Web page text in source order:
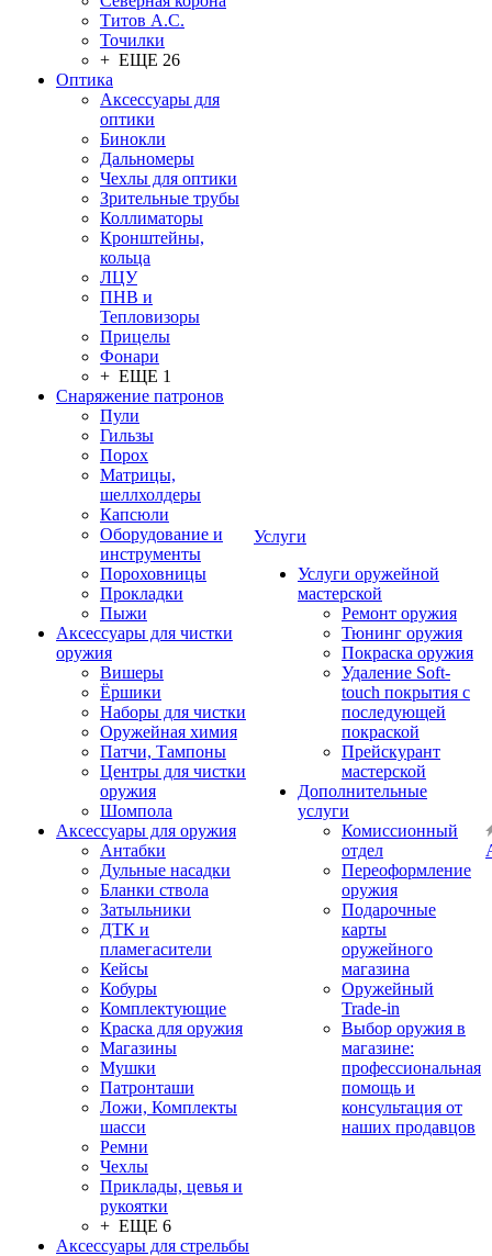
Титов А.С.
Точилки
+ ЕЩЕ 26
Оптика
Аксессуары для
оптики
Бинокли
Дальномеры
Чехлы для оптики
Зрительные трубы
Коллиматоры
Кронштейны,
кольца
ЛЦУ
ПНВ и
Тепловизоры
Прицелы
Фонари
+ ЕЩЕ 1
Снаряжение патронов
Пули
Гильзы
Порох
Матрицы,
шеллхолдеры
Капсюли
Оборудование и
инструменты
Пороховницы
Прокладки
Пыжи
Аксессуары для чистки
оружия
Вишеры
Ёршики
Наборы для чистки
Оружейная химия
Патчи, Тампоны
Центры для чистки
оружия
Шомпола
Аксессуары для оружия
Антабки
Дульные насадки
Бланки ствола
Затыльники
ДТК и
пламегасители
Кейсы
Кобуры
Комплектующие
Краска для оружия
Магазины
Мушки
Патронташи
Ложи, Комплекты
шасси
Ремни
Чехлы
Приклады, цевья и
рукоятки
+ ЕЩЕ 6
Аксессуары для стрельбы
Услуги
Услуги оружейной
мастерской
Ремонт оружия
Тюнинг оружия
Покраска оружия
Удаление Soft-
touch покрытия с
последующей
покраской
Прейскурант
мастерской
Дополнительные
услуги
Комиссионный
отдел
Переоформление
оружия
Подарочные
карты
оружейного
магазина
Оружейный
Trade-in
Выбор оружия в
магазине:
профессиональная
помощь и
консультация от
наших продавцов